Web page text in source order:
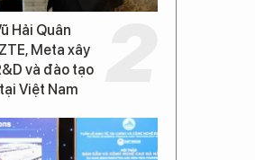
Hải Quân
Meta xây
và đào tạo
Việt Nam